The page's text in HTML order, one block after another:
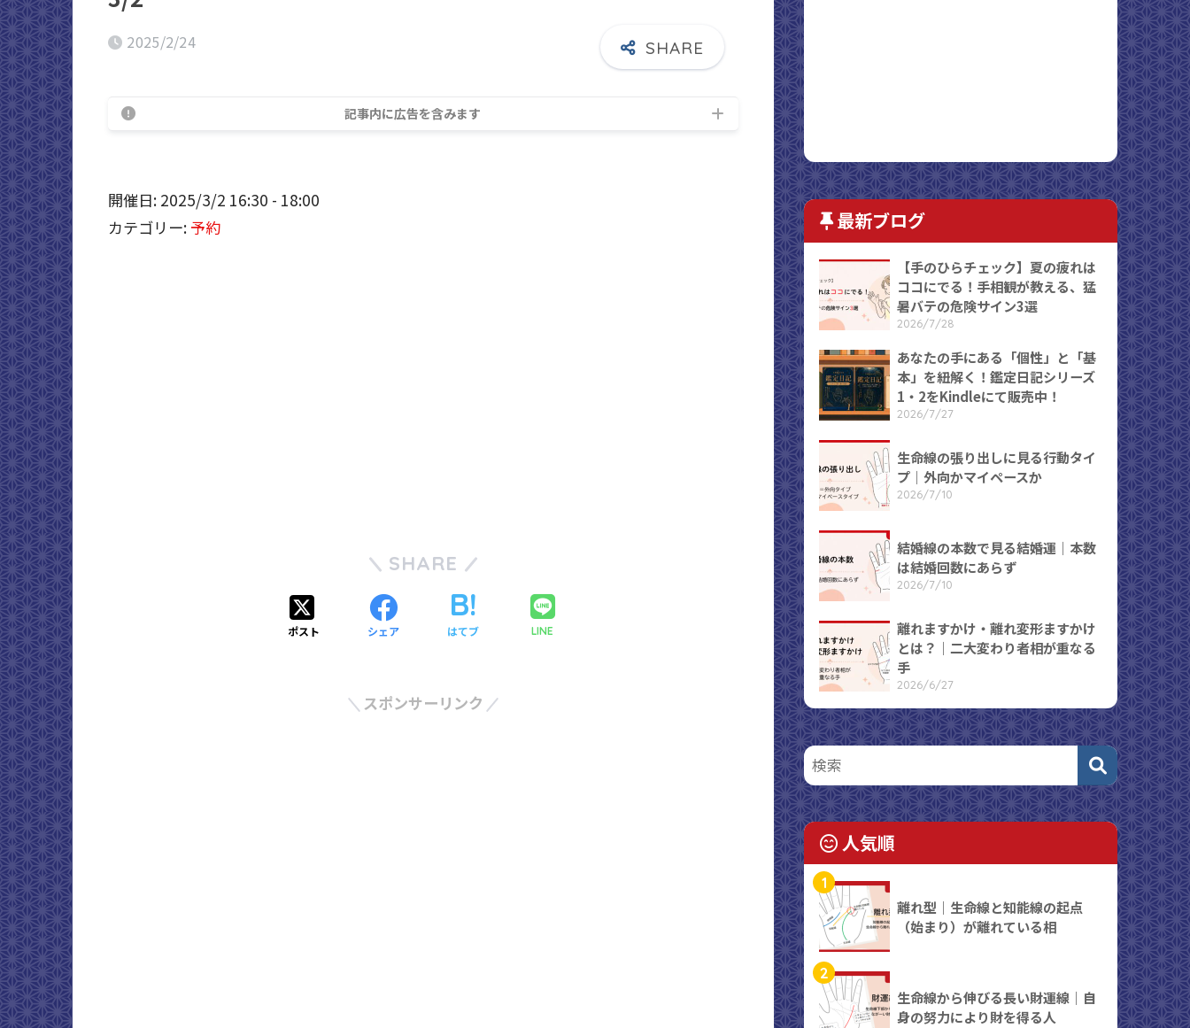
2025/2/24
記事内に広告を含みます
開催日: 2025/3/2 16:30 - 18:00
カテゴリー: 予約
SHARE
ポスト シェア はてブ LINE
スポンサーリンク
最新ブログ
【手のひらチェック】夏の疲れは
ココにでる！手相観が教える、猛
暑バテの危険サイン3選
2026/7/28
あなたの手にある「個性」と「基
本」を紐解く！鑑定日記シリーズ
1・2をKindleにて販売中！
2026/7/27
生命線の張り出しに見る行動タイ
プ｜外向かマイペースか
2026/7/10
結婚線の本数で見る結婚運｜本数
は結婚回数にあらず
2026/7/10
離れますかけ・離れ変形ますかけ
とは？｜二大変わり者相が重なる
手
2026/6/27
人気順
1
離れ型｜生命線と知能線の起点
（始まり）が離れている相
2
生命線から伸びる長い財運線｜自
身の努力により財を得る人